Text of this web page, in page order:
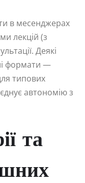
в месенджерах
лекцій (з
Деякі
формати —
типових
автономію з
та